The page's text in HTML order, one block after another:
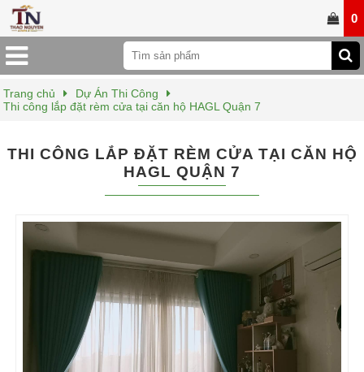
0
Trang chủ
Dự Án Thi Công
Thi công lắp đặt rèm cửa tại căn hộ HAGL Quận 7
THI CÔNG LẮP ĐẶT RÈM CỬA TẠI CĂN HỘ
HAGL QUẬN 7